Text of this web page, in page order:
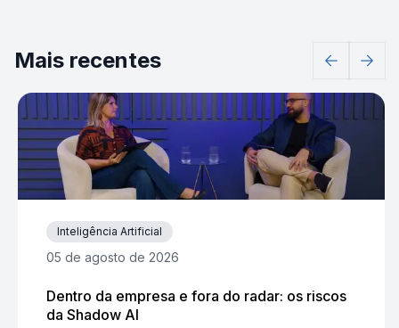
Mais recentes
Inteligência Artificial
05 de agosto de 2026
Dentro da empresa e fora do radar: os riscos
da Shadow AI